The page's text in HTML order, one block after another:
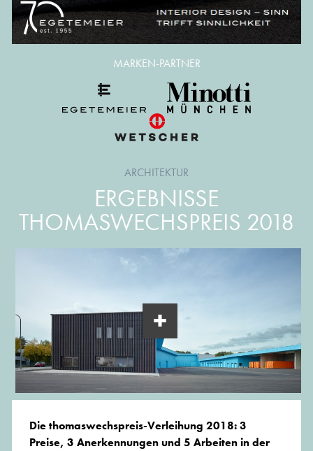
ARCHITEKTUR
ERGEBNISSE
THOMASWECHSPREIS 2018
Die thomaswechspreis-Verleihung 2018: 3
Preise, 3 Anerkennungen und 5 Arbeiten in der